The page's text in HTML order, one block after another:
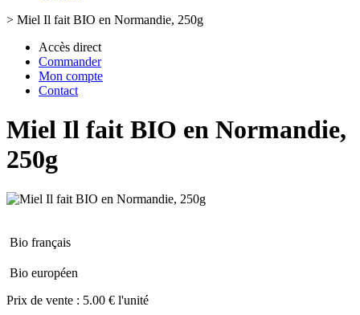
> Miel Il fait BIO en Normandie, 250g
Accès direct
Commander
Mon compte
Contact
Miel Il fait BIO en Normandie,
250g
Bio français
Bio européen
Prix de vente : 5.00 € l'unité